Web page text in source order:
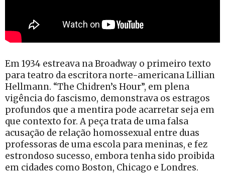
Em 1934 estreava na Broadway o primeiro texto
para teatro da escritora norte-americana Lillian
Hellmann. “The Chidren’s Hour”, em plena
vigência do fascismo, demonstrava os estragos
profundos que a mentira pode acarretar seja em
que contexto for. A peça trata de uma falsa
acusação de relação homossexual entre duas
professoras de uma escola para meninas, e fez
estrondoso sucesso, embora tenha sido proibida
em cidades como Boston, Chicago e Londres.